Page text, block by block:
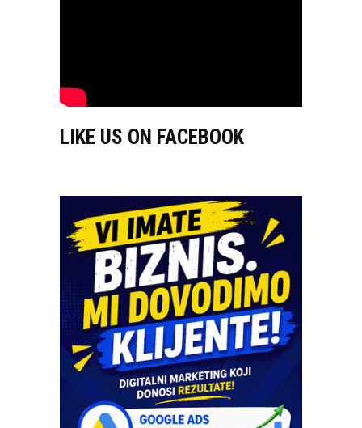
LIKE US ON FACEBOOK